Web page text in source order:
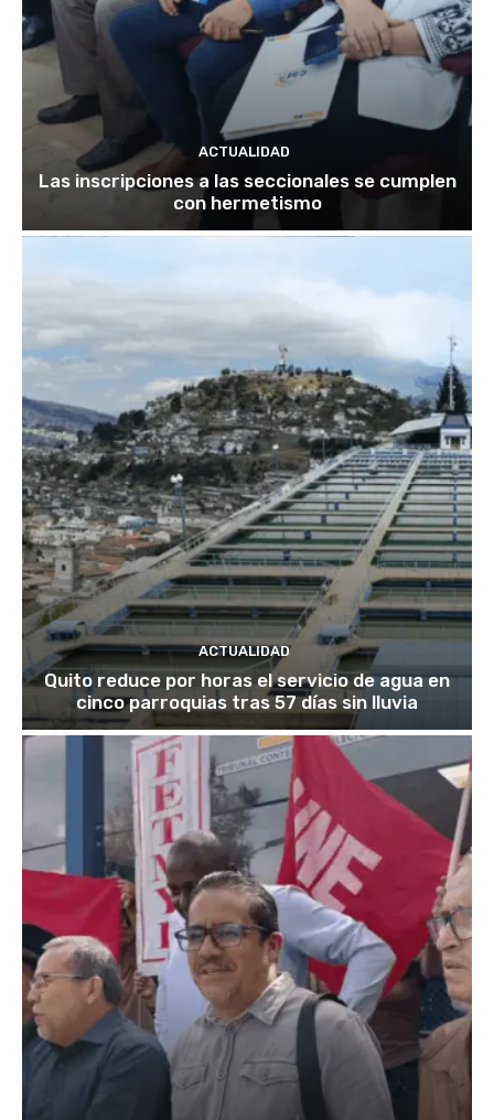
ACTUALIDAD
Las inscripciones a las seccionales se cumplen
con hermetismo
ACTUALIDAD
Quito reduce por horas el servicio de agua en
cinco parroquias tras 57 días sin lluvia